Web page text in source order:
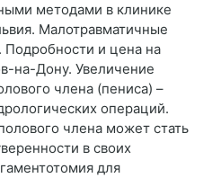
методами в клинике
Малотравматичные
Подробности и цена на
на-Дону. Увеличение
члена (пениса) –
операций.
члена может стать
в своих
для